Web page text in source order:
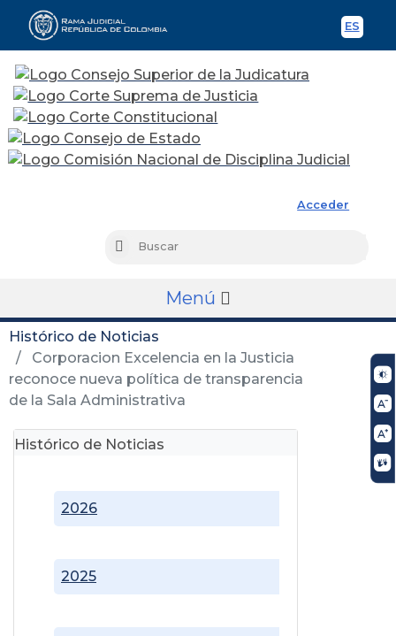
ES
Acceder
Buscar
Menú
Histórico de Noticias
Corporacion Excelencia en la Justicia
reconoce nueva política de transparencia
de la Sala Administrativa
Histórico de Noticias
2025
2026